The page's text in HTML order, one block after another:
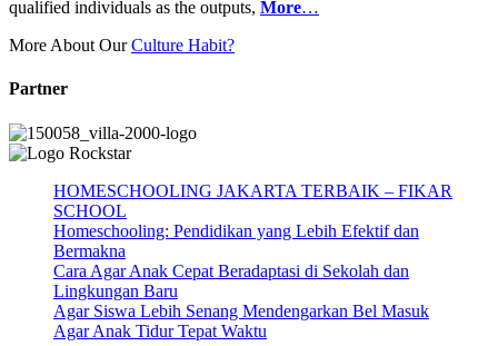
qualified individuals as the outputs, More…
More About OurCulture Habit?
Partner
HOMESCHOOLING JAKARTA TERBAIK – FIKAR
SCHOOL
Homeschooling: Pendidikan yang Lebih Efektif dan
Bermakna
Cara Agar Anak Cepat Beradaptasi di Sekolah dan
Lingkungan Baru
Agar Siswa Lebih Senang Mendengarkan Bel Masuk
Agar Anak Tidur Tepat Waktu